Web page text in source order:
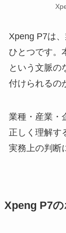
Xpeng P7は
ひとつです。
という文脈の
付けられるの
業種・産業・
正しく理解す
実務上の判断
Xpeng P7